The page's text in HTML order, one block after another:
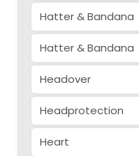
Hatter & Bandana
Hatter & Bandana
Headover
Headprotection
Heart